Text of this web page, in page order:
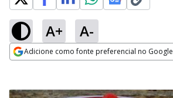
A+ A-
Adicione como fonte preferencial no Google